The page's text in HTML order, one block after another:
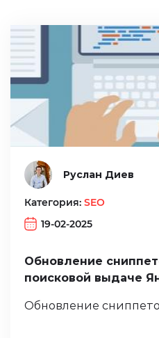
Руслан Диев
Категория: SEO
19-02-2025
Обновление
поисковой выдаче
Обновление